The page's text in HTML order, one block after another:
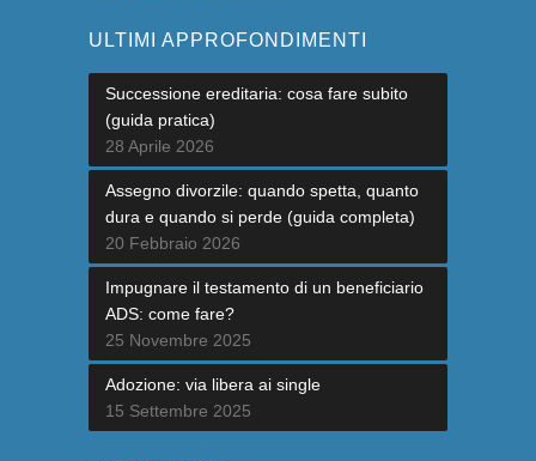
ULTIMI APPROFONDIMENTI
Successione ereditaria: cosa fare subito
(guida pratica)
28 Aprile 2026
Assegno divorzile: quando spetta, quanto
dura e quando si perde (guida completa)
20 Febbraio 2026
Impugnare il testamento di un beneficiario
ADS: come fare?
25 Novembre 2025
Adozione: via libera ai single
15 Settembre 2025